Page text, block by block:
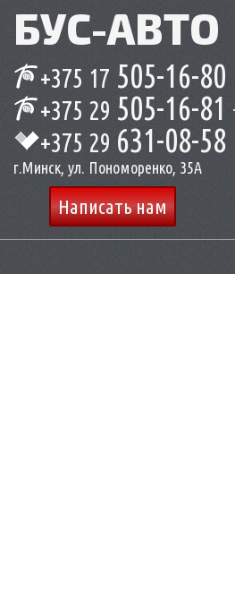
БУС-АВТО
+375 17 505-16-80
+375 29 505-16-81
+375 29 631-08-58
г.Минск, ул. Пономоренко, 35А
Написать нам